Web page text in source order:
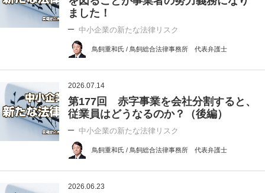
ました！
中小企業の新たな法律リスク
鳥飼重和氏 / 鳥飼総合法律事務所 代表弁護士
2026.07.14
第177回 赤字事業を会社分割すると、
従業員はどうなるのか？（後編）
中小企業の新たな法律リスク
鳥飼重和氏 / 鳥飼総合法律事務所 代表弁護士
2026.06.23